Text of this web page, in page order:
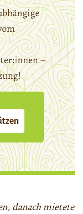
–
danach mietete